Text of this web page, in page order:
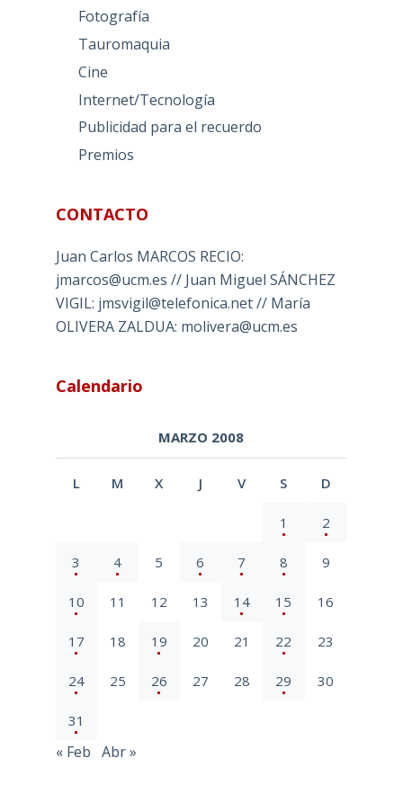
Fotografía
Tauromaquia
Cine
Internet/Tecnología
Publicidad para el recuerdo
Premios
CONTACTO
Juan Carlos MARCOS RECIO:
jmarcos@ucm.es // Juan Miguel SÁNCHEZ
VIGIL: jmsvigil@telefonica.net // María
OLIVERA ZALDUA: molivera@ucm.es
Calendario
MARZO 2008
L M X J V S D
1 2
3 4 5 6 7 8 9
10 11 12 13 14 15 16
17 18 19 20 21 22 23
24 25 26 27 28 29 30
31
« Feb Abr »